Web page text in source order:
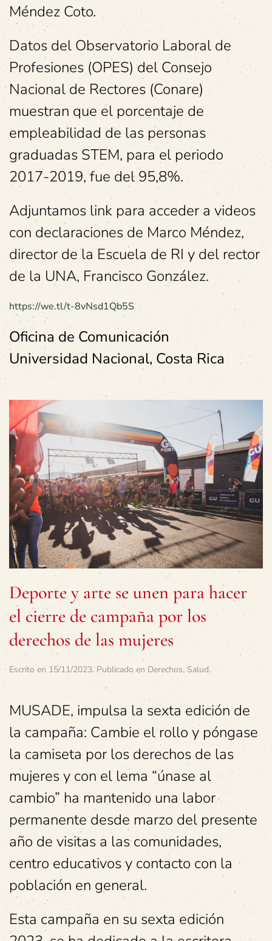
Méndez Coto.
Datos del Observatorio Laboral de
Profesiones (OPES) del Consejo
Nacional de Rectores (Conare)
muestran que el porcentaje de
empleabilidad de las personas
graduadas STEM, para el periodo
2017-2019, fue del 95,8%.
Adjuntamos link para acceder a videos
con declaraciones de Marco Méndez,
director de la Escuela de RI y del rector
de la UNA, Francisco González.
https://we.tl/t-8vNsd1Qb5S
Oficina de Comunicación
Universidad Nacional, Costa Rica
Deporte y arte se unen para hacer
el cierre de campaña por los
derechos de las mujeres
Escrito en 15/11/2023. Publicado en Derechos, Salud.
MUSADE, impulsa la sexta edición de
la campaña: Cambie el rollo y póngase
la camiseta por los derechos de las
mujeres y con el lema “únase al
cambio” ha mantenido una labor
permanente desde marzo del presente
año de visitas a las comunidades,
centro educativos y contacto con la
población en general.
Esta campaña en su sexta edición